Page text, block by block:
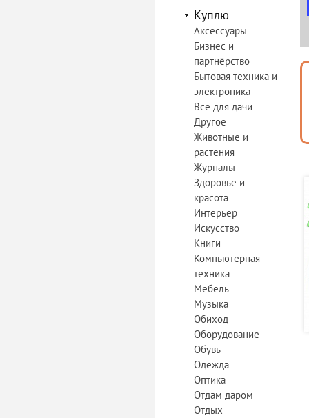
Куплю
Аксессуары
Бизнес и
партнёрство
Бытовая техника и
электроника
Все для дачи
Другое
Животные и
растения
Журналы
Здоровье и
красота
Интерьер
Искусство
Книги
Компьютерная
техника
Мебель
Музыка
Обиход
Оборудование
Обувь
Одежда
Оптика
Отдам даром
Отдых